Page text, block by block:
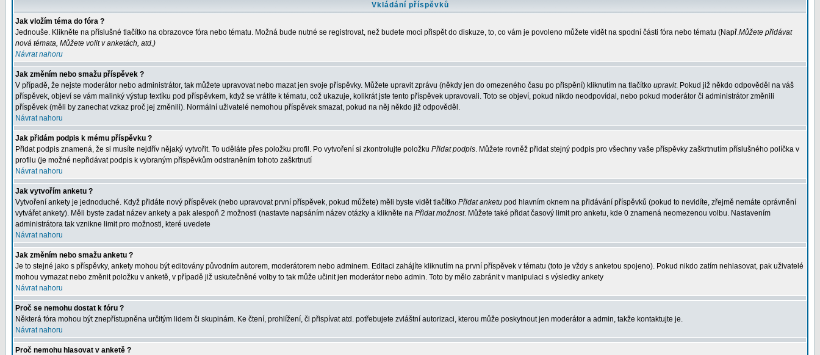
Vkládání příspěvků
Jak vložím téma do fóra ?
Jednouše. Klikněte na příslušné tlačítko na obrazovce fóra nebo tématu. Možná bude nutné se registrovat, než budete moci přispět do diskuze, to, co vám je povoleno můžete vidět na spodní části fóra nebo tématu (Např.Můžete přidávat
nová témata, Můžete volit v anketách, atd.)
Návrat nahoru
Jak změním nebo smažu příspěvek ?
V případě, že nejste moderátor nebo administrátor, tak můžete upravovat nebo mazat jen svoje příspěvky. Můžete upravit zprávu (někdy jen do omezeného času po přispění) kliknutím na tlačítko upravit. Pokud již někdo odpověděl na váš
příspěvek, objeví se vám malinký výstup textíku pod příspěvkem, když se vrátíte k tématu, což ukazuje, kolikrát jste tento příspěvek upravovali. Toto se objeví, pokud nikdo neodpovídal, nebo pokud moderátor či administrátor změnili
příspěvek (měli by zanechat vzkaz proč jej změnili). Normální uživatelé nemohou příspěvek smazat, pokud na něj někdo již odpověděl.
Návrat nahoru
Jak přidám podpis k mému příspěvku ?
Přidat podpis znamená, že si musíte nejdřív nějaký vytvořit. To uděláte přes položku profil. Po vytvoření si zkontrolujte položku Přidat podpis. Můžete rovněž přidat stejný podpis pro všechny vaše příspěvky zaškrtnutím příslušného políčka v
profilu (je možné nepřidávat podpis k vybraným příspěvkům odstraněním tohoto zaškrtnutí
Návrat nahoru
Jak vytvořím anketu ?
Vytvoření ankety je jednoduché. Když přidáte nový příspěvek (nebo upravovat první příspěvek, pokud můžete) měli byste vidět tlačítko Přidat anketu pod hlavním oknem na přidávání příspěvků (pokud to nevidíte, zřejmě nemáte oprávnění
vytvářet ankety). Měli byste zadat název ankety a pak alespoň 2 možnosti (nastavte napsáním název otázky a klikněte na Přidat možnost. Můžete také přidat časový limit pro anketu, kde 0 znamená neomezenou volbu. Nastavením
administrátora tak vznikne limit pro možnosti, které uvedete
Návrat nahoru
Jak změním nebo smažu anketu ?
Je to stejné jako s příspěvky, ankety mohou být editovány původním autorem, moderátorem nebo adminem. Editaci zahájíte kliknutím na první příspěvek v tématu (toto je vždy s anketou spojeno). Pokud nikdo zatím nehlasovat, pak uživatelé
mohou vymazat nebo změnit položku v anketě, v případě již uskutečněné volby to tak může učinit jen moderátor nebo admin. Toto by mělo zabránit v manipulaci s výsledky ankety
Návrat nahoru
Proč se nemohu dostat k fóru ?
Některá fóra mohou být znepřístupněna určitým lidem či skupinám. Ke čtení, prohlížení, či přispívat atd. potřebujete zvláštní autorizaci, kterou může poskytnout jen moderátor a admin, takže kontaktujte je.
Návrat nahoru
Proč nemohu hlasovat v anketě ?